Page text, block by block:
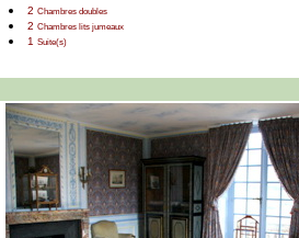
2 Chambres doubles
2 Chambres lits jumeaux
1 Suite(s)